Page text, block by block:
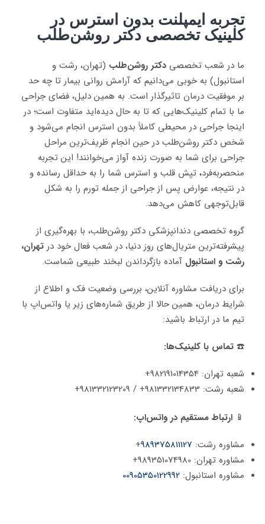
تجربه ایمپلنت بدون استرس در
کلینیک تخصصی دکتر روشن‌طلب
ما در شعب تخصصی دکتر روشن‌طلب (تهران، رشت و
استانبول) به خوبی می‌دانیم که آرامش روانی بیمار تا چه حد
بر موفقیت درمان تاثیرگذار است. به همین دلیل، فضای جراحی
ما با تمام کلینیک‌هایی که تا به حال دیده‌اید متفاوت است؛ در
اینجا جراحی در محیطی کاملاً بدون استرس انجام می‌شود و
شخص دکتر روشن‌طلب در حین انجام ظریف‌ترین مراحل
جراحی برای شما به صورت زنده آواز می‌خوانند! این تجربه
منحصربه‌فرد، تپش قلب و استرس شما را به حداقل رسانده و
در نتیجه، عوارض پس از جراحی از جمله تورم را به شکل
قابل‌توجهی کاهش می‌دهد.
گروه تخصصی دندانپزشکی دکتر روشن‌طلب، با بهره‌گیری از
پیشرفته‌ترین متریال‌های روز دنیا، در شعب فعال خود در تهران،
رشت و استانبول آماده بازگرداندن لبخند طبیعی شماست.
برای دریافت مشاوره آنلاین، بررسی وضعیت فک و اطلاع از
شرایط درمان، همین حالا از طریق شماره‌های زیر یا واتس‌اپ با
تیم ما در ارتباط باشید:
☎️ تماس با کلینیک‌ها:
شعبه تهران: 982191014354+
شعبه رشت: 981332134833+ / 981332123209+
📱 ارتباط مستقیم در واتس‌اپ:
مشاوره رشت: 989375811127
+
مشاوره تهران: 989351074980+
مشاوره استانبول: